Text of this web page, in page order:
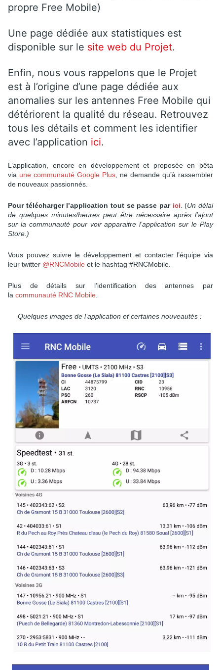
propre Free Mobile)
Une page dédiée aux statistiques est
disponible sur le site web du Projet.
Enfin, nous vous rappelons que le Projet
est à l’origine d’une page dédiée aux
anomalies sur les antennes Free Mobile qui
détériorent la qualité du réseau. Retrouvez
tous les détails et comment les identifier
avec l’application ici.
L’application, encore en développement et proposée en bêta
via une communauté Google Plus , ne demande qu’à rassembler
de nouveaux passionnés.
Pour télécharger l’application tout se passe par ici . (Un délai
de quelques minutes/heures peut être nécessaire après l’ajout
sur la communauté pour voir apparaitre l’application sur le Play
Store.)
Vous pouvez suivre le développement et contacter l’équipe via
leur twitter @RNCMobile et le hashtag #RNCMobile.
Plus de détails sur l’identification des antennes par
la communauté RNC Mobile
Quelques images de l’application et certaines nouveautés :